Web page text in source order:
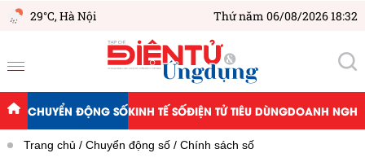
29°C,Hà Nội Thứ năm 06/08/2026 18:32
CHUYỂN ĐỘNG SỐKINH TẾ SỐĐIỆN TỬ TIÊU DÙNGDOANH
Trang chủ Chuyển động số Chính sách số